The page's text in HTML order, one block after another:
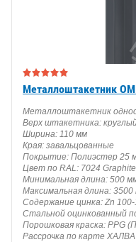
Металлоштакетник
Металлоштакетник
Верх штакетника:
Ширина: 110 мм
Края: завальцованные
Покрытие: Полиэстер 25
Цвет по RAL: 7024
Минимальная длина: 500
Максимальная длина: 3500
Содержание цинка: Zn
Стальной оцинкованный
Порошковая краска: PPG
Рассрочка по карте ХАЛВА